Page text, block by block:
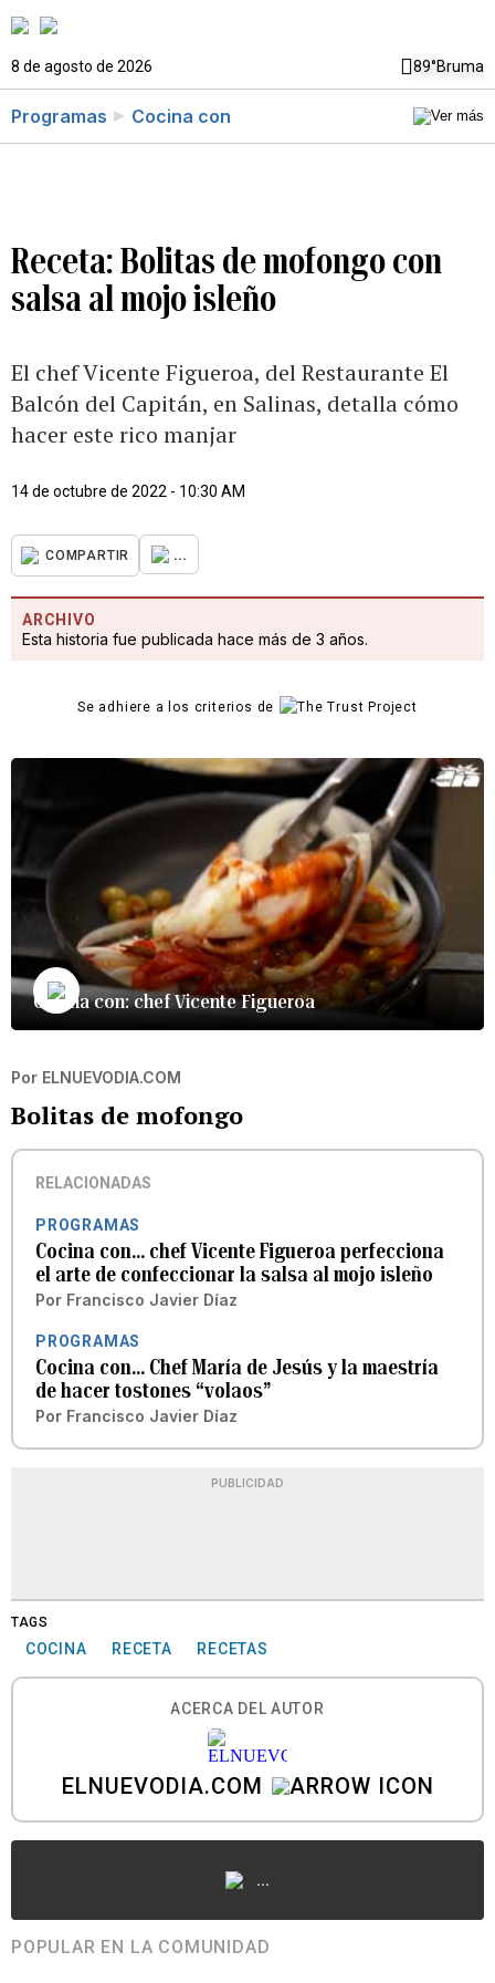
8 de agosto de 2026 89°Bruma
Programas Cocina con
Receta: Bolitas de mofongo con
salsa al mojo isleño
El chef Vicente Figueroa, del Restaurante El
Balcón del Capitán, en Salinas, detalla cómo
hacer este rico manjar
14 de octubre de 2022 - 10:30 AM
COMPARTIR ...
ARCHIVO
Esta historia fue publicada hace más de 3 años.
Se adhiere a los criterios de
Cocina con: chef Vicente Figueroa
Por ELNUEVODIA.COM
Bolitas de mofongo
RELACIONADAS
PROGRAMAS
Cocina con... chef Vicente Figueroa perfecciona
el arte de confeccionar la salsa al mojo isleño
Por Francisco Javier Díaz
PROGRAMAS
Cocina con... Chef María de Jesús y la maestría
de hacer tostones “volaos”
Por Francisco Javier Díaz
PUBLICIDAD
TAGS
COCINA RECETA RECETAS
ACERCA DEL AUTOR
ELNUEVODIA.COM
...
POPULAR EN LA COMUNIDAD